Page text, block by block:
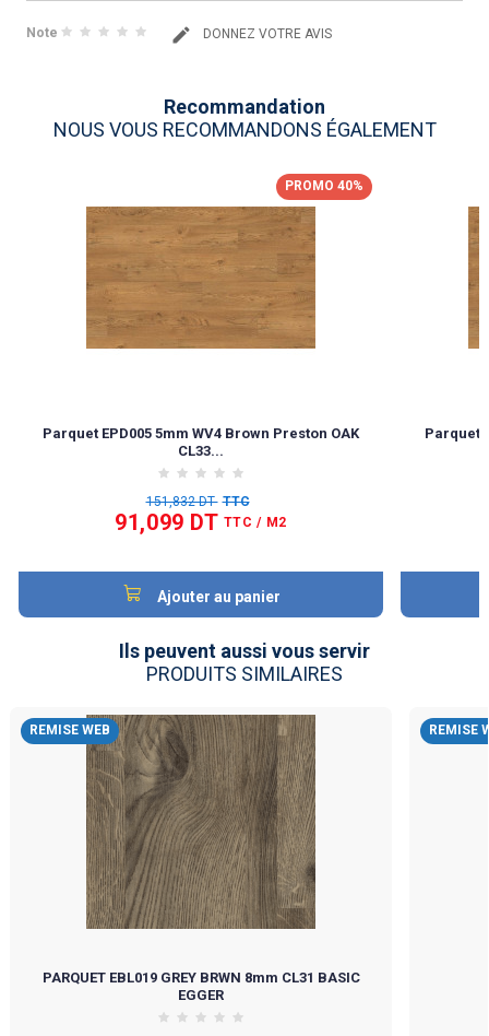
Note DONNEZ VOTRE AVIS
Recommandation
NOUS VOUS RECOMMANDONS ÉGALEMENT
PROMO 40%
Parquet EPD005 5mm WV4 Brown Preston OAK
CL33...
151,832 DT TTC
91,099 DT TTC / M2
Ajouter au panier
Parquet
Ils peuvent aussi vous servir
PRODUITS SIMILAIRES
REMISE WEB
PARQUET EBL019 GREY BRWN 8mm CL31 BASIC
EGGER
REMISE